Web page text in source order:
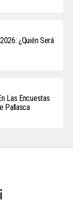
¿Quién Será
Las Encuestas
Pallasca